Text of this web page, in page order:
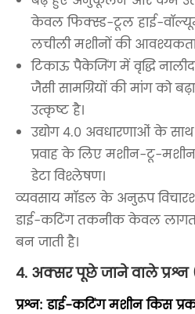
केवल फिक्स्ड-टूल हाई-
लचीली मशीनों की आवश्यकता
टिकाऊ पैकेजिंग में वृद्धि
जैसी सामग्रियों की मांग को
उत्कृष्ट है।
उद्योग 4.0 अवधारणाओं के
प्रवाह के लिए मशीन-टू-
डेटा विश्लेषण।
व्यवसाय मॉडल के अनुरूप
डाई-कटिंग तकनीक केवल
बन जाती है।
4. अक्सर पूछे जाने वाले प्रश्न
प्रश्न: डाई-कटिंग मशीन किस